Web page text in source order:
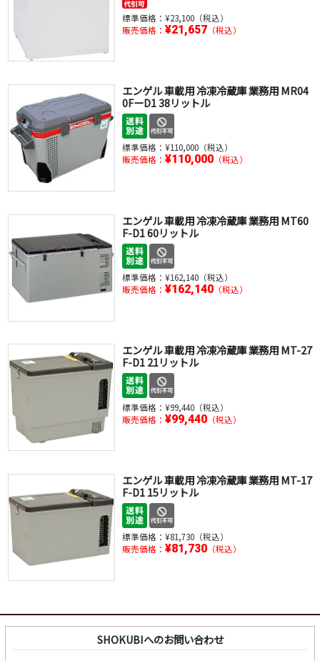
標準価格： ¥23,100（税込）
販売価格： ¥21,657（税込）
エンゲル 車載用 冷凍冷蔵庫 業務用 MR04
0FーD1 38リットル
標準価格： ¥110,000（税込）
販売価格： ¥110,000（税込）
エンゲル 車載用 冷凍冷蔵庫 業務用 MT60
F-D1 60リットル
標準価格： ¥162,140（税込）
販売価格： ¥162,140（税込）
エンゲル 車載用 冷凍冷蔵庫 業務用 MT-27
F-D1 21リットル
標準価格： ¥99,440（税込）
販売価格： ¥99,440（税込）
エンゲル 車載用 冷凍冷蔵庫 業務用 MT-17
F-D1 15リットル
標準価格： ¥81,730（税込）
販売価格： ¥81,730（税込）
SHOKUBIへのお問い合わせ